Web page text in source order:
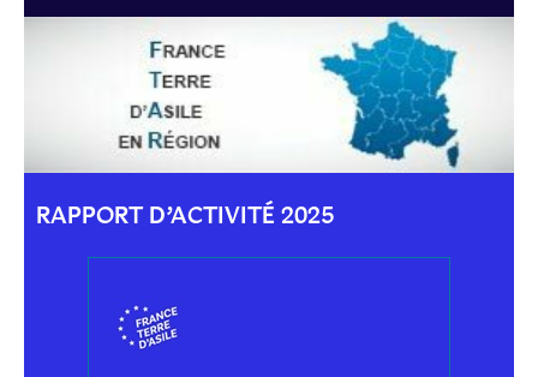
RAPPORT D’ACTIVITÉ 2025